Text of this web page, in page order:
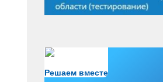
Решаем вместе